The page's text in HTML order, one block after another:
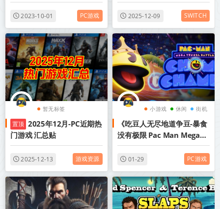
2023-10-01 PC游戏 2025-12-09 SWITCH
暂无标签
置顶 2025年12月-PC近期热
门游戏 汇总贴
2025-12-13 游戏资源
小游戏 休闲 街机
《吃豆人无尽地道争豆-暴食
没有极限 Pac Man Mega
Tunnel Battle Chomp
Champs》v1.17.2.3-附吃
遍世界+博物馆+【单机+联
机】丨中文版网盘下载
01-29 PC游戏